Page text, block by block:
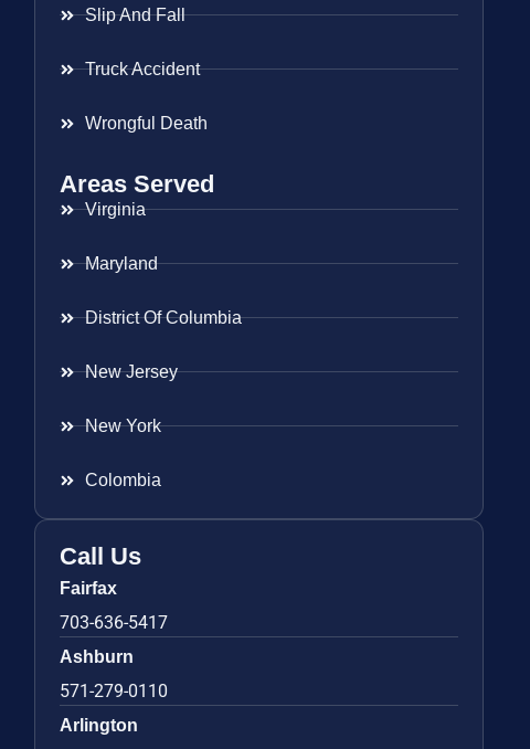
Slip And Fall
Truck Accident
Wrongful Death
Areas Served
Virginia
Maryland
District Of Columbia
New Jersey
New York
Colombia
Call Us
Fairfax
703-636-5417
Ashburn
571-279-0110
Arlington